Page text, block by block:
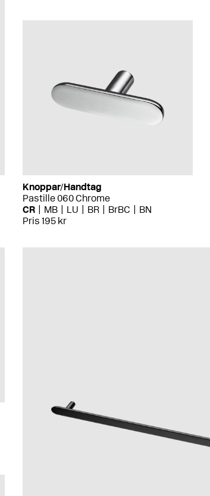
Knoppar/Handtag
Pastille 060 Chrome
CR
MB LU BR BrBC
BN
Pris 195 kr